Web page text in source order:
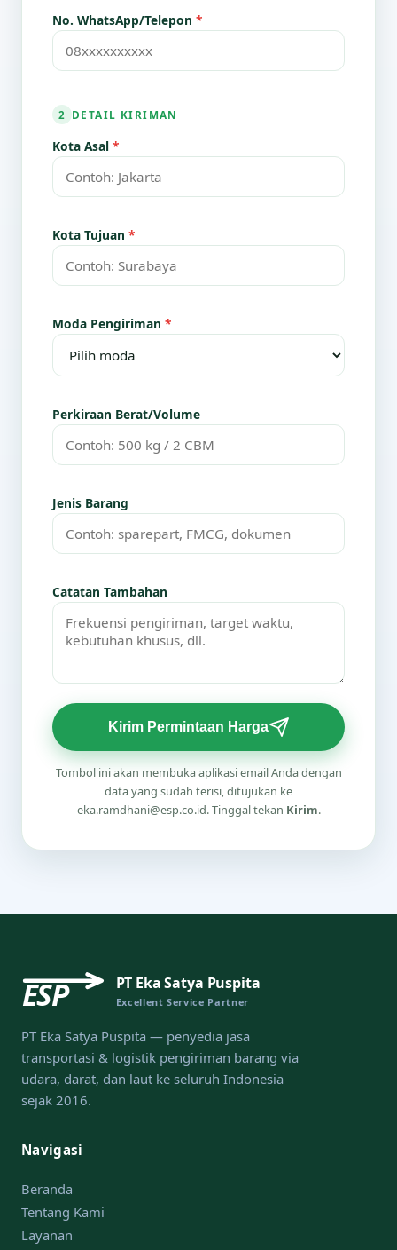
No. WhatsApp/Telepon *
2 DETAIL KIRIMAN
Kota Asal *
Kota Tujuan *
Moda Pengiriman *
Perkiraan Berat/Volume
Jenis Barang
Catatan Tambahan
Kirim Permintaan Harga
Tombol ini akan membuka aplikasi email Anda dengan
data yang sudah terisi, ditujukan ke
eka.ramdhani@esp.co.id. Tinggal tekan Kirim.
ESP PT Eka Satya Puspita
Excellent Service Partner
PT Eka Satya Puspita — penyedia jasa
transportasi & logistik pengiriman barang via
udara, darat, dan laut ke seluruh Indonesia
sejak 2016.
Navigasi
Beranda
Tentang Kami
Layanan